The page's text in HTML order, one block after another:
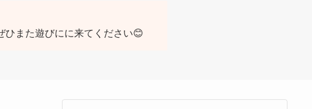
ひまた遊びにに来てください😊